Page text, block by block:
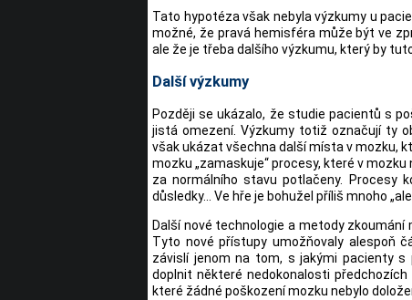
Tato hypotéza však nebyla výzkumy u
možné, že pravá hemisféra může být ve
ale že je třeba dalšího výzkumu, který by
Další výzkumy
Později se ukázalo, že studie pacientů s
jistá omezení. Výzkumy totiž označují ty
však ukázat všechna další místa v mozku,
mozku „zamaskuje“ procesy, které v
za normálního stavu potlačeny. Procesy
důsledky... Ve hře je bohužel příliš mnoho
Další nové technologie a metody
Tyto nové přístupy umožňovaly alespoň
závislí jenom na tom, s jakými pacienty s
doplnit některé nedokonalosti
které žádné poškození mozku nebylo